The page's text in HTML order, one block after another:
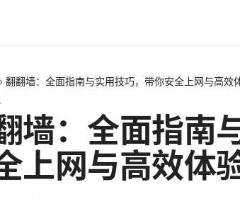
› 翻翻墙：全面指南与实用技巧，带你安全上网与高效
墙：全面指南
上网与高效体